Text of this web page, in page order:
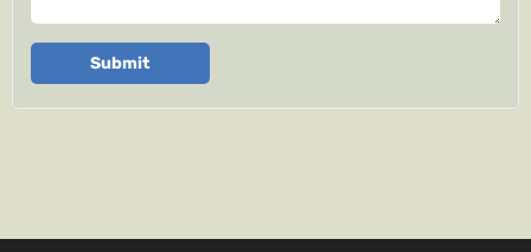
Submit